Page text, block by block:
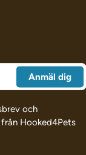
och
Hooked4Pets